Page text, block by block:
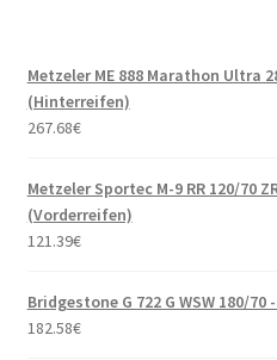
Metzeler ME 888 Marathon Ultra
(Hinterreifen)
267.68€
Metzeler Sportec M-9 RR 120/70
(Vorderreifen)
121.39€
Bridgestone G 722 G WSW 180/
182.58€